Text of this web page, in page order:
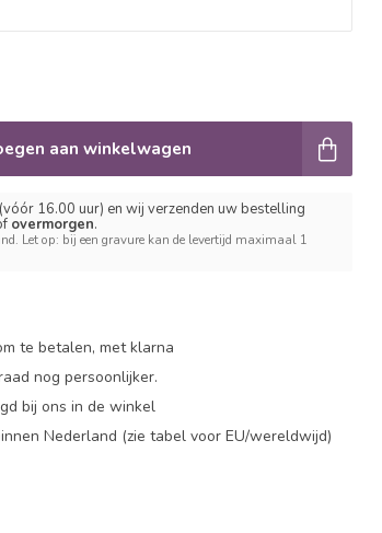
aan winkelwagen
(vóór 16.00 uur) en wij verzenden uw bestelling
overmorgen.
Let op: bij een gravure kan de levertijd maximaal 1
te betalen, met klarna
nog persoonlijker.
bij ons in de winkel
Nederland (zie tabel voor EU/wereldwijd)